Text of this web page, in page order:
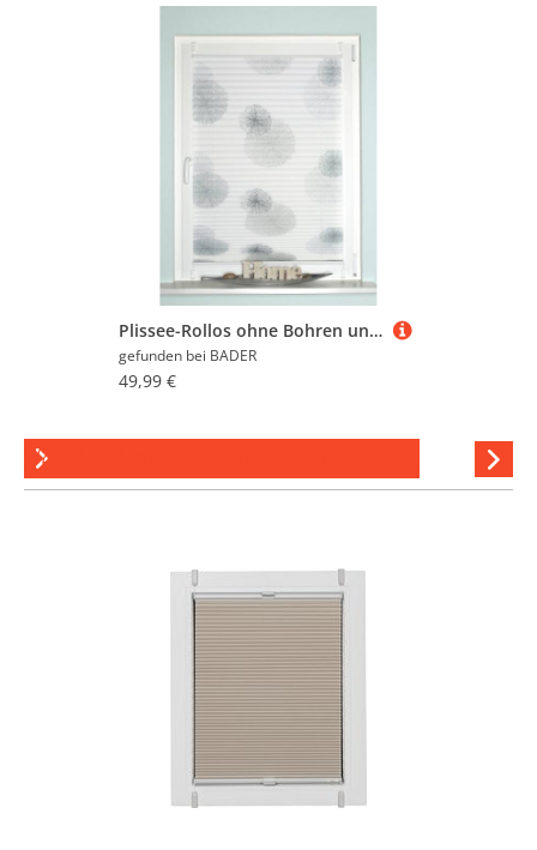
Plissee-Rollos ohne Bohren und Schrauben, Grau-Steingrau, Größe 829 (H130xB70 cm)
gefunden bei BADER
49,99 €
Verdunkelnde Rollos & Plissees